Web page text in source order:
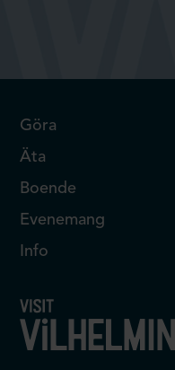
Göra
Äta
Boende
Evenemang
Info